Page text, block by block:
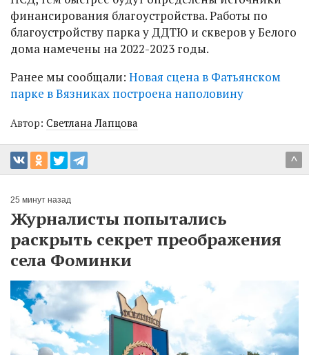
финансирования благоустройства. Работы по
благоустройству парка у ДДТЮ и скверов у Белого
дома намечены на 2022-2023 годы.
Ранее мы сообщали: Новая сцена в Фатьянском
парке в Вязниках построена наполовину
Автор: Светлана Лапцова
^
25 минут назад
Журналисты попытались
раскрыть секрет преображения
села Фоминки